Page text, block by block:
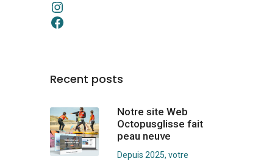
Recent posts
Notre site Web
Octopusglisse fait
peau neuve
Depuis 2025, votre